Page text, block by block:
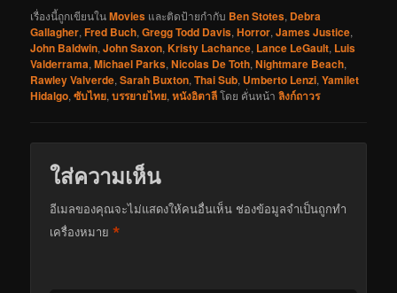
เรื่องนี้ถูกเขียนในMovies และติดป้ายกำกับ Ben Stotes, Debra
Gallagher,Fred Buch,Gregg Todd Davis,Horror,James Justice,
John Baldwin,John Saxon,Kristy Lachance, Lance LeGault, Luis
Valderrama,Michael Parks,Nicolas De Toth,Nightmare Beach,
Rawley Valverde,Sarah Buxton,Thai Sub, Umberto Lenzi,Yamilet
Hidalgo,ซับไทย,บรรยายไทย,หนังอิตาลีโดย คั่นหน้าลิงก์ถาวร
ใส่ความเห็น
อีเมลของคุณจะไม่แสดงให้คนอื่นเห็น ช่องข้อมูลจำเป็นถูกทำ
เครื่องหมาย*